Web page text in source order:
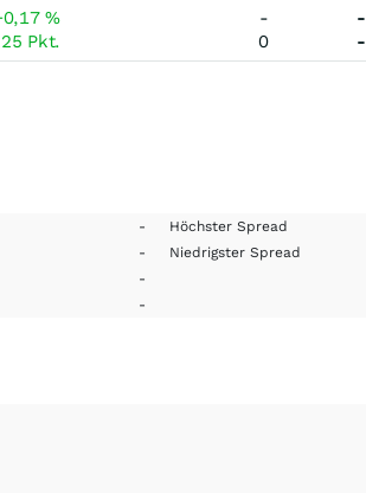
%
Pkt.
-
0
-
-
- Höchster Spread
- Niedrigster Spread
-
-